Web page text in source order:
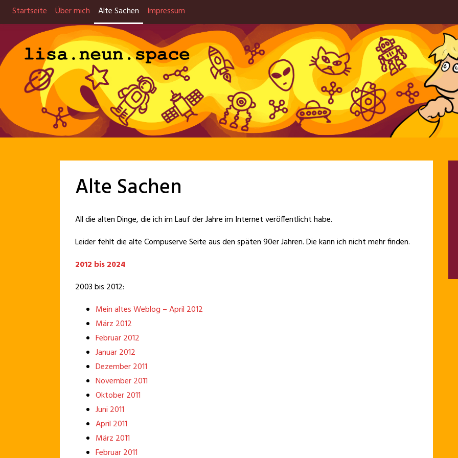
Skip
to
content
Startseite Über mich Alte Sachen Impressum
Alte Sachen
All die alten Dinge, die ich im Lauf der Jahre im Internet veröffentlicht habe.
Leider fehlt die alte Compuserve Seite aus den späten 90er Jahren. Die kann ich nicht mehr finden.
2012 bis 2024
2003 bis 2012:
Mein altes Weblog – April 2012
März 2012
Februar 2012
Januar 2012
Dezember 2011
November 2011
Oktober 2011
Juni 2011
April 2011
März 2011
Februar 2011